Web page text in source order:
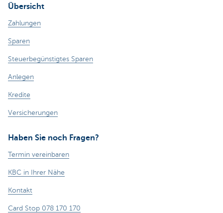
Übersicht
Zahlungen
Sparen
Steuerbegünstigtes Sparen
Anlegen
Kredite
Versicherungen
Haben Sie noch Fragen?
Termin vereinbaren
KBC in Ihrer Nähe
Kontakt
Card Stop 078 170 170